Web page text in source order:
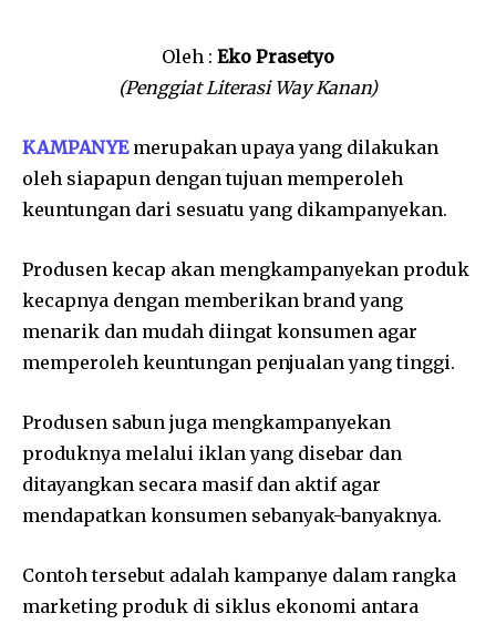
Oleh : Eko Prasetyo
(Penggiat Literasi Way Kanan)
KAMPANYEmerupakan upaya yang dilakukan
oleh siapapun dengan tujuan memperoleh
keuntungan dari sesuatu yang dikampanyekan.
Produsen kecap akan mengkampanyekan produk
kecapnya dengan memberikan brand yang
menarik dan mudah diingat konsumen agar
memperoleh keuntungan penjualan yang tinggi.
Produsen sabun juga mengkampanyekan
produknya melalui iklan yang disebar dan
ditayangkan secara masif dan aktif agar
mendapatkan konsumen sebanyak-banyaknya.
Contoh tersebut adalah kampanye dalam rangka
marketing produk di siklus ekonomi antara